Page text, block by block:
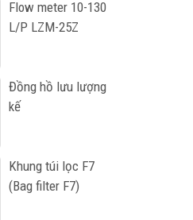
Flow meter 10-130
L/P LZM-25Z
Đồng hồ lưu lượng
kế
Khung túi lọc F7
(Bag filter F7)